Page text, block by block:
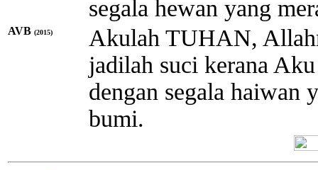
segala hewan yang
AVB (2015)
Akulah TUHAN,
jadilah suci kerana
dengan segala haiwan
bumi.